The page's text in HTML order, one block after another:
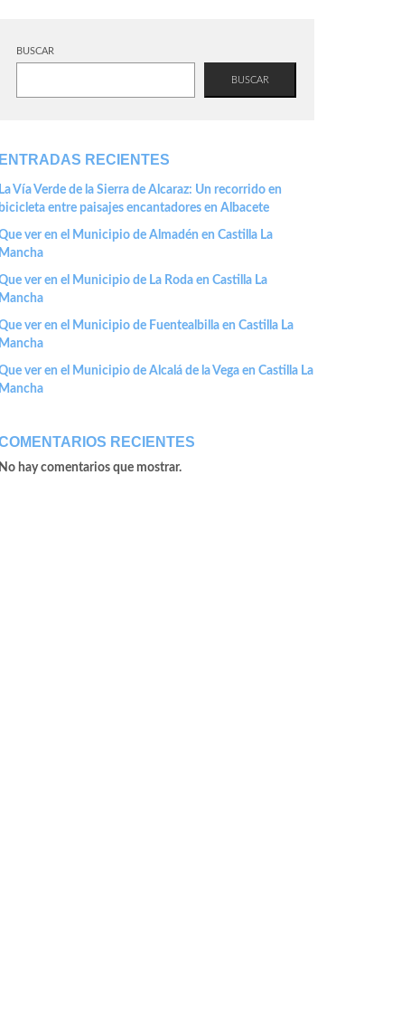
BUSCAR
BUSCAR
ENTRADAS RECIENTES
La Vía Verde de la Sierra de Alcaraz: Un recorrido en
bicicleta entre paisajes encantadores en Albacete
ver en el Municipio de Almadén en Castilla La
Mancha
ver en el Municipio de La Roda en Castilla La
Mancha
ver en el Municipio de Fuentealbilla en Castilla La
Mancha
ver en el Municipio de Alcalá de la Vega en Castilla La
Mancha
RECIENTES
No hay comentarios que mostrar.